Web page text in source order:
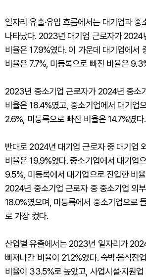
일자리 유출·유입 흐름에서는 대기업과 중
나타났다. 2023년 대기업 근로자가 2024
비율은 17.9%였다. 이 가운데 대기업에서
비율은 7.7%, 미등록으로 빠진 비율은
2023년 중소기업 근로자가 2024년 중소
비율은 18.4%였고, 중소기업에서 대기업
2.6%, 미등록으로 빠진 비율은 14.7%였다.
반대로 2024년 대기업 근로자 중 대기업
비율은 19.9%였다. 중소기업에서 대기업
9.5%, 미등록에서 대기업으로 진입한 비
2024년 중소기업 근로자 중 중소기업 외
18.0%였으며, 미등록에서 중소기업으로
로 가장 컸다.
산업별 유출에서는 2023년 일자리가
빠져나간 비율이 21.2%였다. 숙박·음식점
비율이 33.5%로 높았고, 사업시설·지원